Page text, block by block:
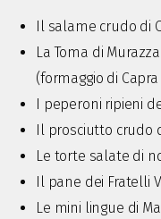
Il salame crudo di
La Toma di
(formaggio di
I peperoni ripieni
Il prosciutto crudo
Le torte salate di
Il pane dei Fratelli
Le mini lingue di